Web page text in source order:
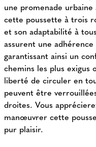
une promenade
cette poussette à trois
et son adaptabilité à
assurent une
garantissant ainsi un
chemins les plus exigus
liberté de circuler en
peuvent être
droites. Vous
manœuvrer cette
pur plaisir.